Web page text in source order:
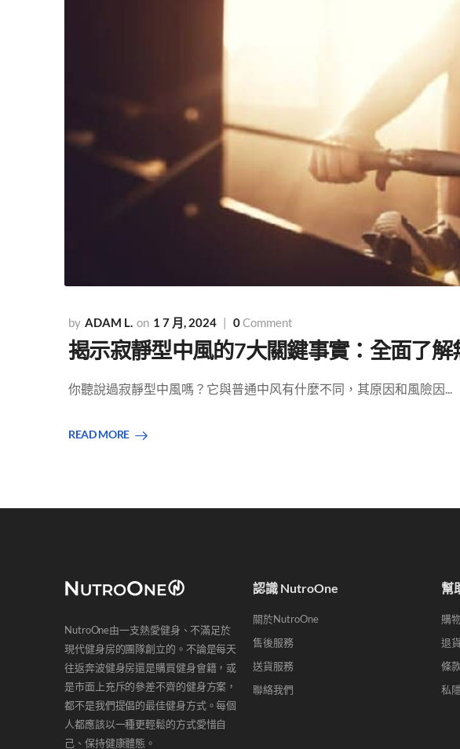
ADAM L. 1 7 月, 2024 0Comment
揭示寂靜型中風的7大關鍵事實：全面了
你聽說過寂靜型中風嗎？它與普通中风有什麼不同，其原因和風險因...
READ MORE
NutroOne由一支熱愛健身、不滿足於
現代健身房的團隊創立的。不論是每天
往返奔波健身房還是購買健身會籍，或
是市面上充斥的參差不齊的健身方案，
都不是我們提倡的最佳健身方式。每個
人都應該以一種更輕鬆的方式愛惜自
己、保持健康體態。
認識 NutroOne
關於NutroOne
售後服務
送貨服務
聯絡我們
幫
購
退
條
私